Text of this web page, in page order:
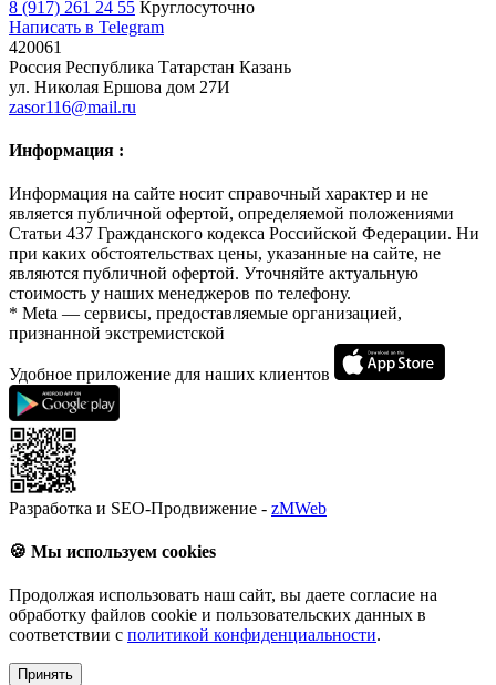
8 (917) 261 24 55 Круглосуточно
Написать в Telegram
420061
Россия Республика Татарстан Казань
ул. Николая Ершова дом 27И
zasor116@mail.ru
Информация :
Информация на сайте носит справочный характер и не
является публичной офертой, определяемой положениями
Статьи 437 Гражданского кодекса Российской Федерации. Ни
при каких обстоятельствах цены, указанные на сайте, не
являются публичной офертой. Уточняйте актуальную
стоимость у наших менеджеров по телефону.
* Meta — сервисы, предоставляемые организацией,
признанной экстремистской
Удобное приложение для наших клиентов
Разработка и SEO-Продвижение - zMWeb
🍪 Мы используем cookies
Продолжая использовать наш сайт, вы даете согласие на
обработку файлов cookie и пользовательских данных в
соответствии с политикой конфиденциальности.
Принять